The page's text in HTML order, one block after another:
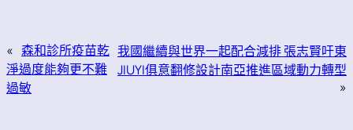
« 森和診所疫苗乾
淨過度能夠更不難
過敏
我國繼續與世界一起配合減排 張志賢吁東
JIUYI俱意翻修設計南亞推進區域動力轉型
»